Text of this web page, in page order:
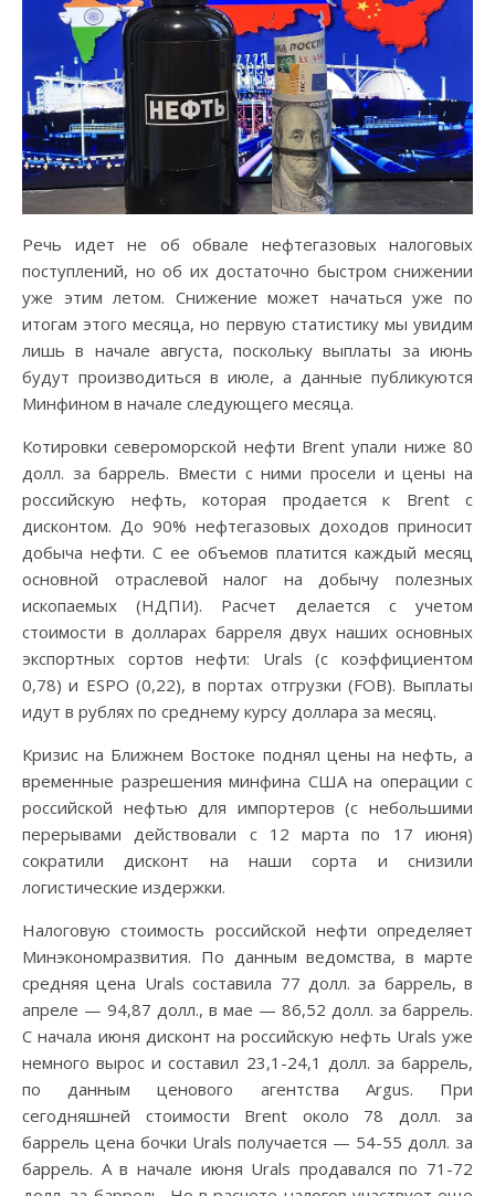
Речь идет не об обвале нефтегазовых налоговых
поступлений, но об их достаточно быстром снижении
уже этим летом. Снижение может начаться уже по
итогам этого месяца, но первую статистику мы увидим
лишь в начале августа, поскольку выплаты за июнь
будут производиться в июле, а данные публикуются
Минфином в начале следующего месяца.
Котировки североморской нефти Brent упали ниже 80
долл. за баррель. Вмести с ними просели и цены на
российскую нефть, которая продается к Brent с
дисконтом. До 90% нефтегазовых доходов приносит
добыча нефти. С ее объемов платится каждый месяц
основной отраслевой налог на добычу полезных
ископаемых (НДПИ). Расчет делается с учетом
стоимости в долларах барреля двух наших основных
экспортных сортов нефти: Urals (с коэффициентом
0,78) и ESPO (0,22), в портах отгрузки (FOB). Выплаты
идут в рублях по среднему курсу доллара за месяц.
Кризис на Ближнем Востоке поднял цены на нефть, а
временные разрешения минфина США на операции с
российской нефтью для импортеров (с небольшими
перерывами действовали с 12 марта по 17 июня)
сократили дисконт на наши сорта и снизили
логистические издержки.
Налоговую стоимость российской нефти определяет
Минэкономразвития. По данным ведомства, в марте
средняя цена Urals составила 77 долл. за баррель, в
апреле — 94,87 долл., в мае — 86,52 долл. за баррель.
С начала июня дисконт на российскую нефть Urals уже
немного вырос и составил 23,1-24,1 долл. за баррель,
по данным ценового агентства Argus. При
сегодняшней стоимости Brent около 78 долл. за
баррель цена бочки Urals получается — 54-55 долл. за
баррель. А в начале июня Urals продавался по 71-72